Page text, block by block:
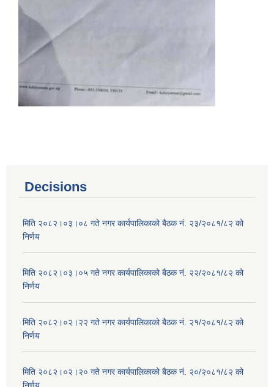
Decisions
मिति २०८२।०३।०८ गते नगर कार्यपालिकाको बैठक नं. २३/२०८१/८२ को
निर्णय
मिति २०८२।०३।०५ गते नगर कार्यपालिकाको बैठक नं. २२/२०८१/८२ को
निर्णय
मिति २०८२।०२।२२ गते नगर कार्यपालिकाको बैठक नं. २१/२०८१/८२ को
निर्णय
मिति २०८२।०२।२० गते नगर कार्यपालिकाको बैठक नं. २०/२०८१/८२ को